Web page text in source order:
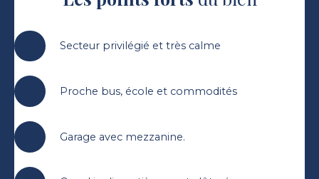
Secteur privilégié et très calme
Proche bus, école et commodités
Garage avec mezzanine.